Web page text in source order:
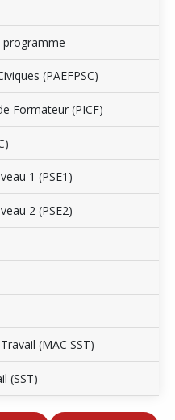
programme
(PAEFPSC)
Formateur (PICF)
1 (PSE1)
2 (PSE2)
(MAC SST)
(SST)